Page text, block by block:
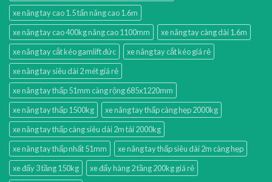
xe nâng tay cao 1.5 tấn nâng cao 1.6m
xe nâng tay cao 400kg nâng cao 1100mm
xe nâng tay càng dài 1.6m
xe nâng tay cắt kéo gamlift đức
xe nâng tay cắt kéo giá rẻ
xe nâng tay siêu dài 2 mét giá rẻ
xe nâng tay thấp 51mm càng rộng 685x1220mm
xe nâng tay thấp 1500kg
xe nâng tay thấp càng hẹp 2000kg
xe nâng tay thấp càng siêu dài 2m tải 2000kg
xe nâng tay thấp nhất 51mm
xe nâng tay thấp siêu dài 2m càng hẹp
xe đẩy 3 tầng 150kg
xe đẩy hàng 2 tầng 200kg giá rẻ